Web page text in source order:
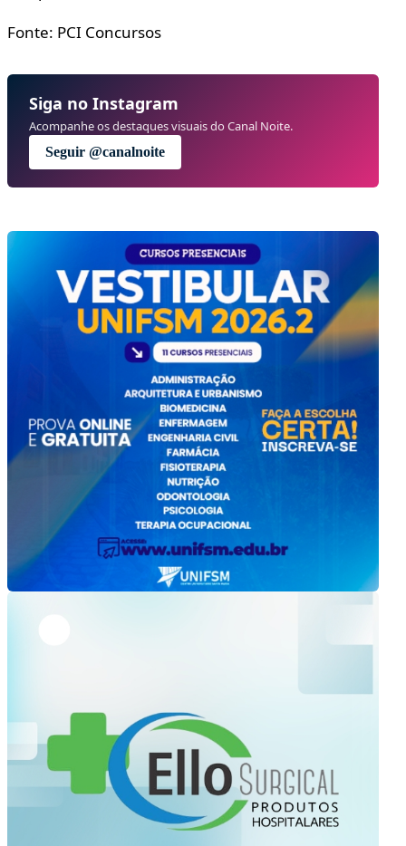
Fonte: PCI Concursos
Siga no Instagram
Acompanhe os destaques visuais do Canal Noite.
Seguir @canalnoite